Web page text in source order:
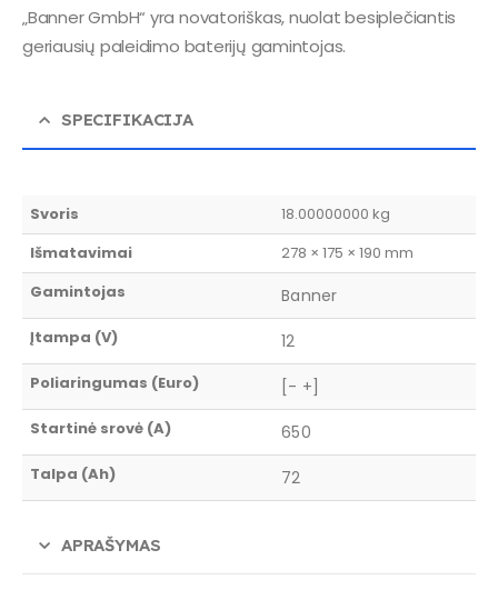
„Banner GmbH“ yra novatoriškas, nuolat besiplečiantis
geriausių paleidimo baterijų gamintojas.
SPECIFIKACIJA
Svoris
18.00000000 kg
Išmatavimai
278 × 175 × 190 mm
Gamintojas
Banner
Įtampa (V) 12
Poliaringumas (Euro) [- +]
Startinė srovė (A) 650
Talpa (Ah) 72
APRAŠYMAS